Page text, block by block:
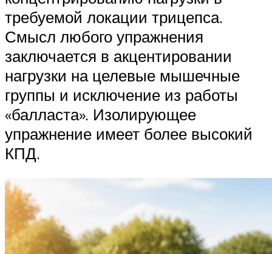
требуемой локации трицепса.
Смысл любого упражнения
заключается в акцентировании
нагрузки на целевые мышечные
группы и исключение из работы
«балласта». Изолирующее
упражнение имеет более высокий
КПД.